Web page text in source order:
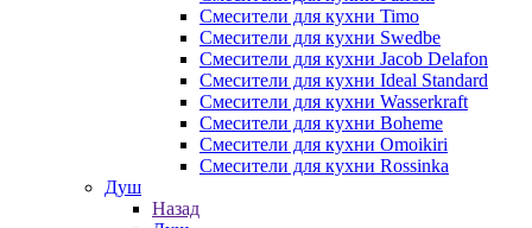
Смесители для кухни Timo
Смесители для кухни Swedbe
Смесители для кухни Jacob Delafon
Смесители для кухни Ideal Standard
Смесители для кухни Wasserkraft
Смесители для кухни Boheme
Смесители для кухни Omoikiri
Смесители для кухни Rossinka
Душ
Назад